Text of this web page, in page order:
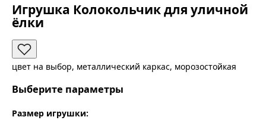
Игрушка Колокольчик для уличной
ёлки
цвет на выбор, металлический каркас, морозостойкая
Выберите параметры
Размер игрушки: